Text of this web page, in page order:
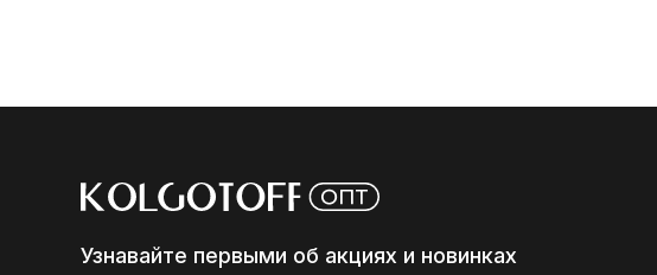
Узнавайте первыми об акциях и новинках